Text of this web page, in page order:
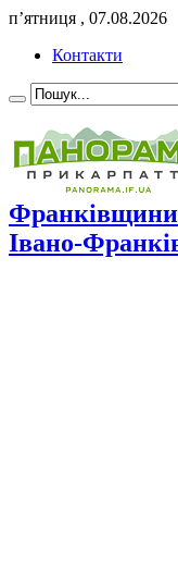
п’ятниця , 07.08.2026
Контакти
Івано-